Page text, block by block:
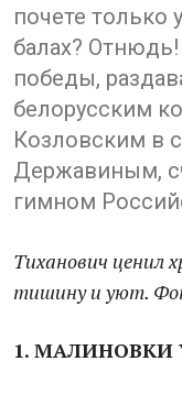
почете только
балах?
победы,
белорусским
Козловским в
Державиным,
гимном
Тиханович ценил
тишину и уют.
1. МАЛИНОВКИ